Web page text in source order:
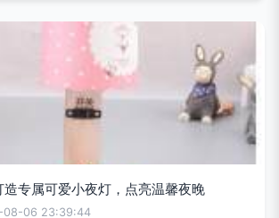
造专属可爱小夜灯，点亮温馨夜晚
08-06 23:39:44